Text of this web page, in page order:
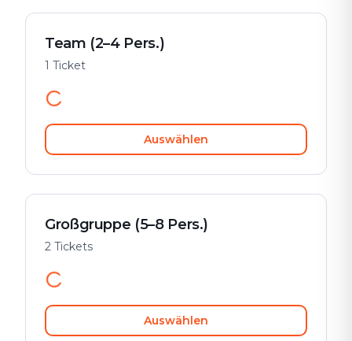
Team (2–4 Pers.)
1 Ticket
Auswählen
Großgruppe (5–8 Pers.)
2 Tickets
Auswählen